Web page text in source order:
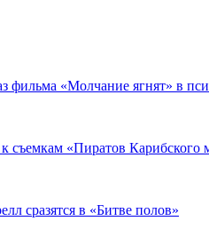
фильма «Молчание ягнят» в
съемкам «Пиратов Карибского
сразятся в «Битве полов»